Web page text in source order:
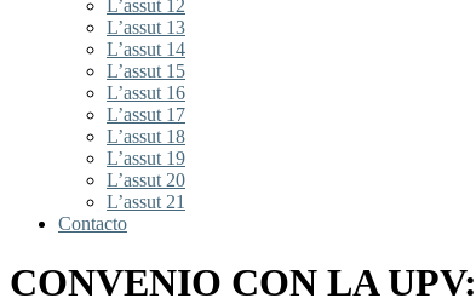
L’assut 12
L’assut 13
L’assut 14
L’assut 15
L’assut 16
L’assut 17
L’assut 18
L’assut 19
L’assut 20
L’assut 21
Contacto
CONVENIO CON LA